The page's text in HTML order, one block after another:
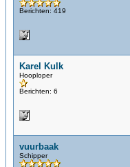
Berichten: 419
Karel Kulk
Hooploper
Berichten: 6
vuurbaak
Schipper